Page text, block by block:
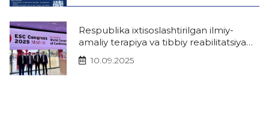
Respublika ixtisoslashtirilgan ilmiy-
amaliy terapiya va tibbiy reabilitatsiya
markazi delegatsiyasi Madrid shahrida
bo‘lib o‘tgan Yevropa Kardiologlar
10.09.2025